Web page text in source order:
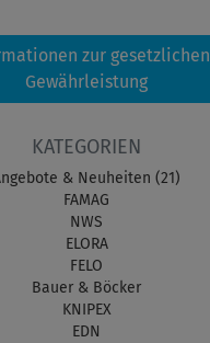
zur gesetzlichen
Gewährleistung
KATEGORIEN
& Neuheiten (21)
FAMAG
NWS
ELORA
FELO
Bauer & Böcker
KNIPEX
EDN